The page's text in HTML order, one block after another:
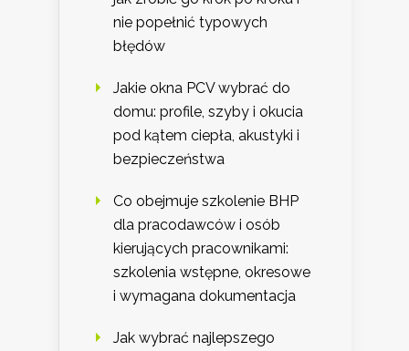
nie popełnić typowych
błędów
Jakie okna PCV wybrać do
domu: profile, szyby i okucia
pod kątem ciepła, akustyki i
bezpieczeństwa
Co obejmuje szkolenie BHP
dla pracodawców i osób
kierujących pracownikami:
szkolenia wstępne, okresowe
i wymagana dokumentacja
Jak wybrać najlepszego